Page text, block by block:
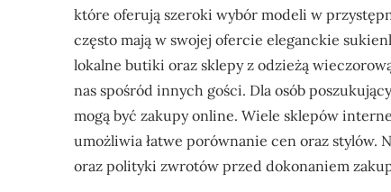
które oferują szeroki wybór modeli w
często mają w swojej ofercie eleganckie
lokalne butiki oraz sklepy z odzieżą
nas spośród innych gości. Dla osób
mogą być zakupy online. Wiele sklepów
umożliwia łatwe porównanie cen oraz stylów.
oraz polityki zwrotów przed dokonaniem